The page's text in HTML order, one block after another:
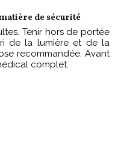
de sécurité
Tenir hors de portée
de la lumière et de la
recommandée. Avant
complet.